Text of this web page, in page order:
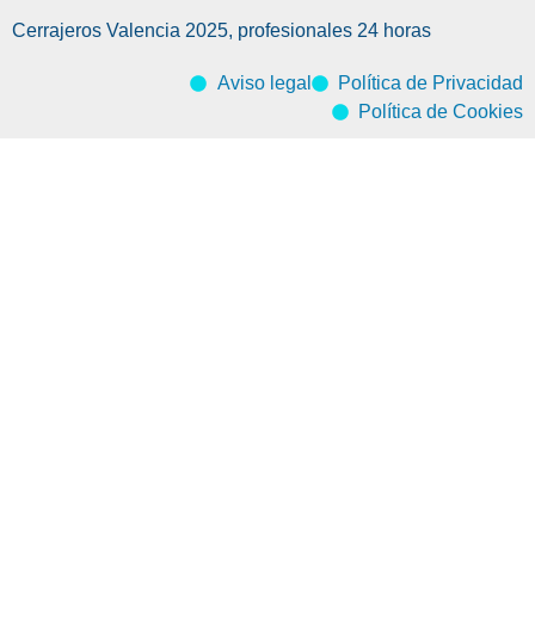
Cerrajeros Valencia 2025, profesionales 24 horas
Aviso legal
Política de Privacidad
Política de Cookies